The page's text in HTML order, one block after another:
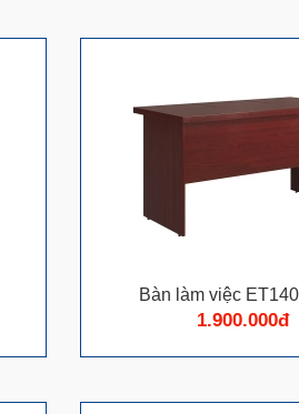
Bàn làm việc
1.900.000đ